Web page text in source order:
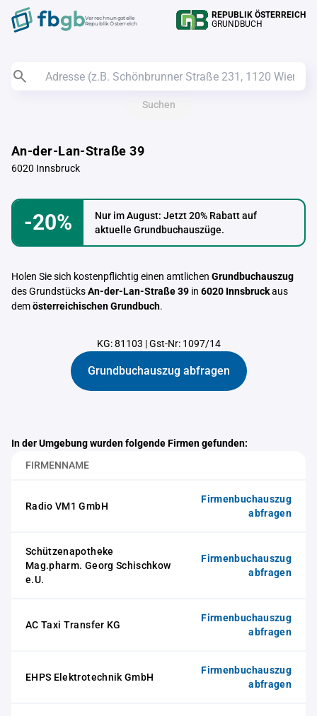
Verrechnungstelle
Republik Österreich
REPUBLIK ÖSTERREICH
GRUNDBUCH
Suchen
An-der-Lan-Straße 39
6020 Innsbruck
-20%
Nur im August: Jetzt 20% Rabatt auf
aktuelle Grundbuchauszüge.
Holen Sie sich kostenpflichtig einen amtlichen Grundbuchauszug
des GrundstücksAn-der-Lan-Straße 39 in 6020 Innsbruckaus
demösterreichischen Grundbuch.
KG: 81103 |Gst-Nr: 1097/14
Grundbuchauszug abfragen
In der Umgebung wurden folgende Firmen gefunden:
FIRMENNAME
Radio VM1 GmbH
Firmenbuchauszug
abfragen
Schützenapotheke
Mag.pharm. Georg Schischkow
e.U.
Firmenbuchauszug
abfragen
AC Taxi Transfer KG
Firmenbuchauszug
abfragen
EHPS Elektrotechnik GmbH
Firmenbuchauszug
abfragen